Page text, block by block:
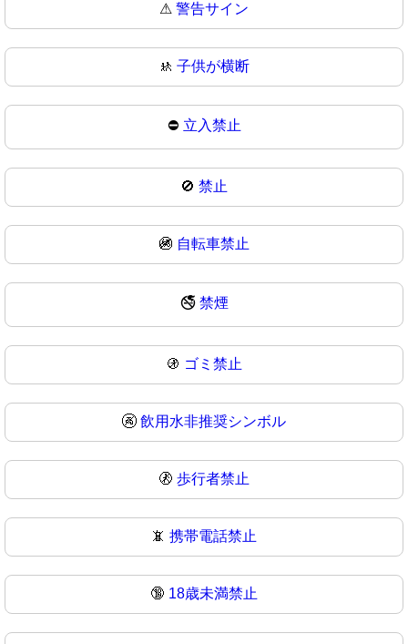
⚠ 警告サイン
🚸 子供が横断
⛔ 立入禁止
🚫 禁止
🚳 自転車禁止
🚭 禁煙
🚯 ゴミ禁止
🚱 飲用水非推奨シンボル
🚷 歩行者禁止
📵 携帯電話禁止
🔞 18歳未満禁止